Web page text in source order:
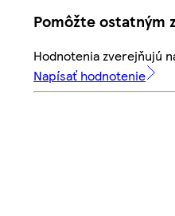
Pomôžte ostatným
Hodnotenia zverejňujú
Napísať hodnotenie